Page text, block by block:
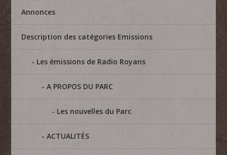
Annonces
Description des catégories Emissions
Les émissions de Radio Royans
A PROPOS DU PARC
Les nouvelles du Parc
ACTUALITÉS